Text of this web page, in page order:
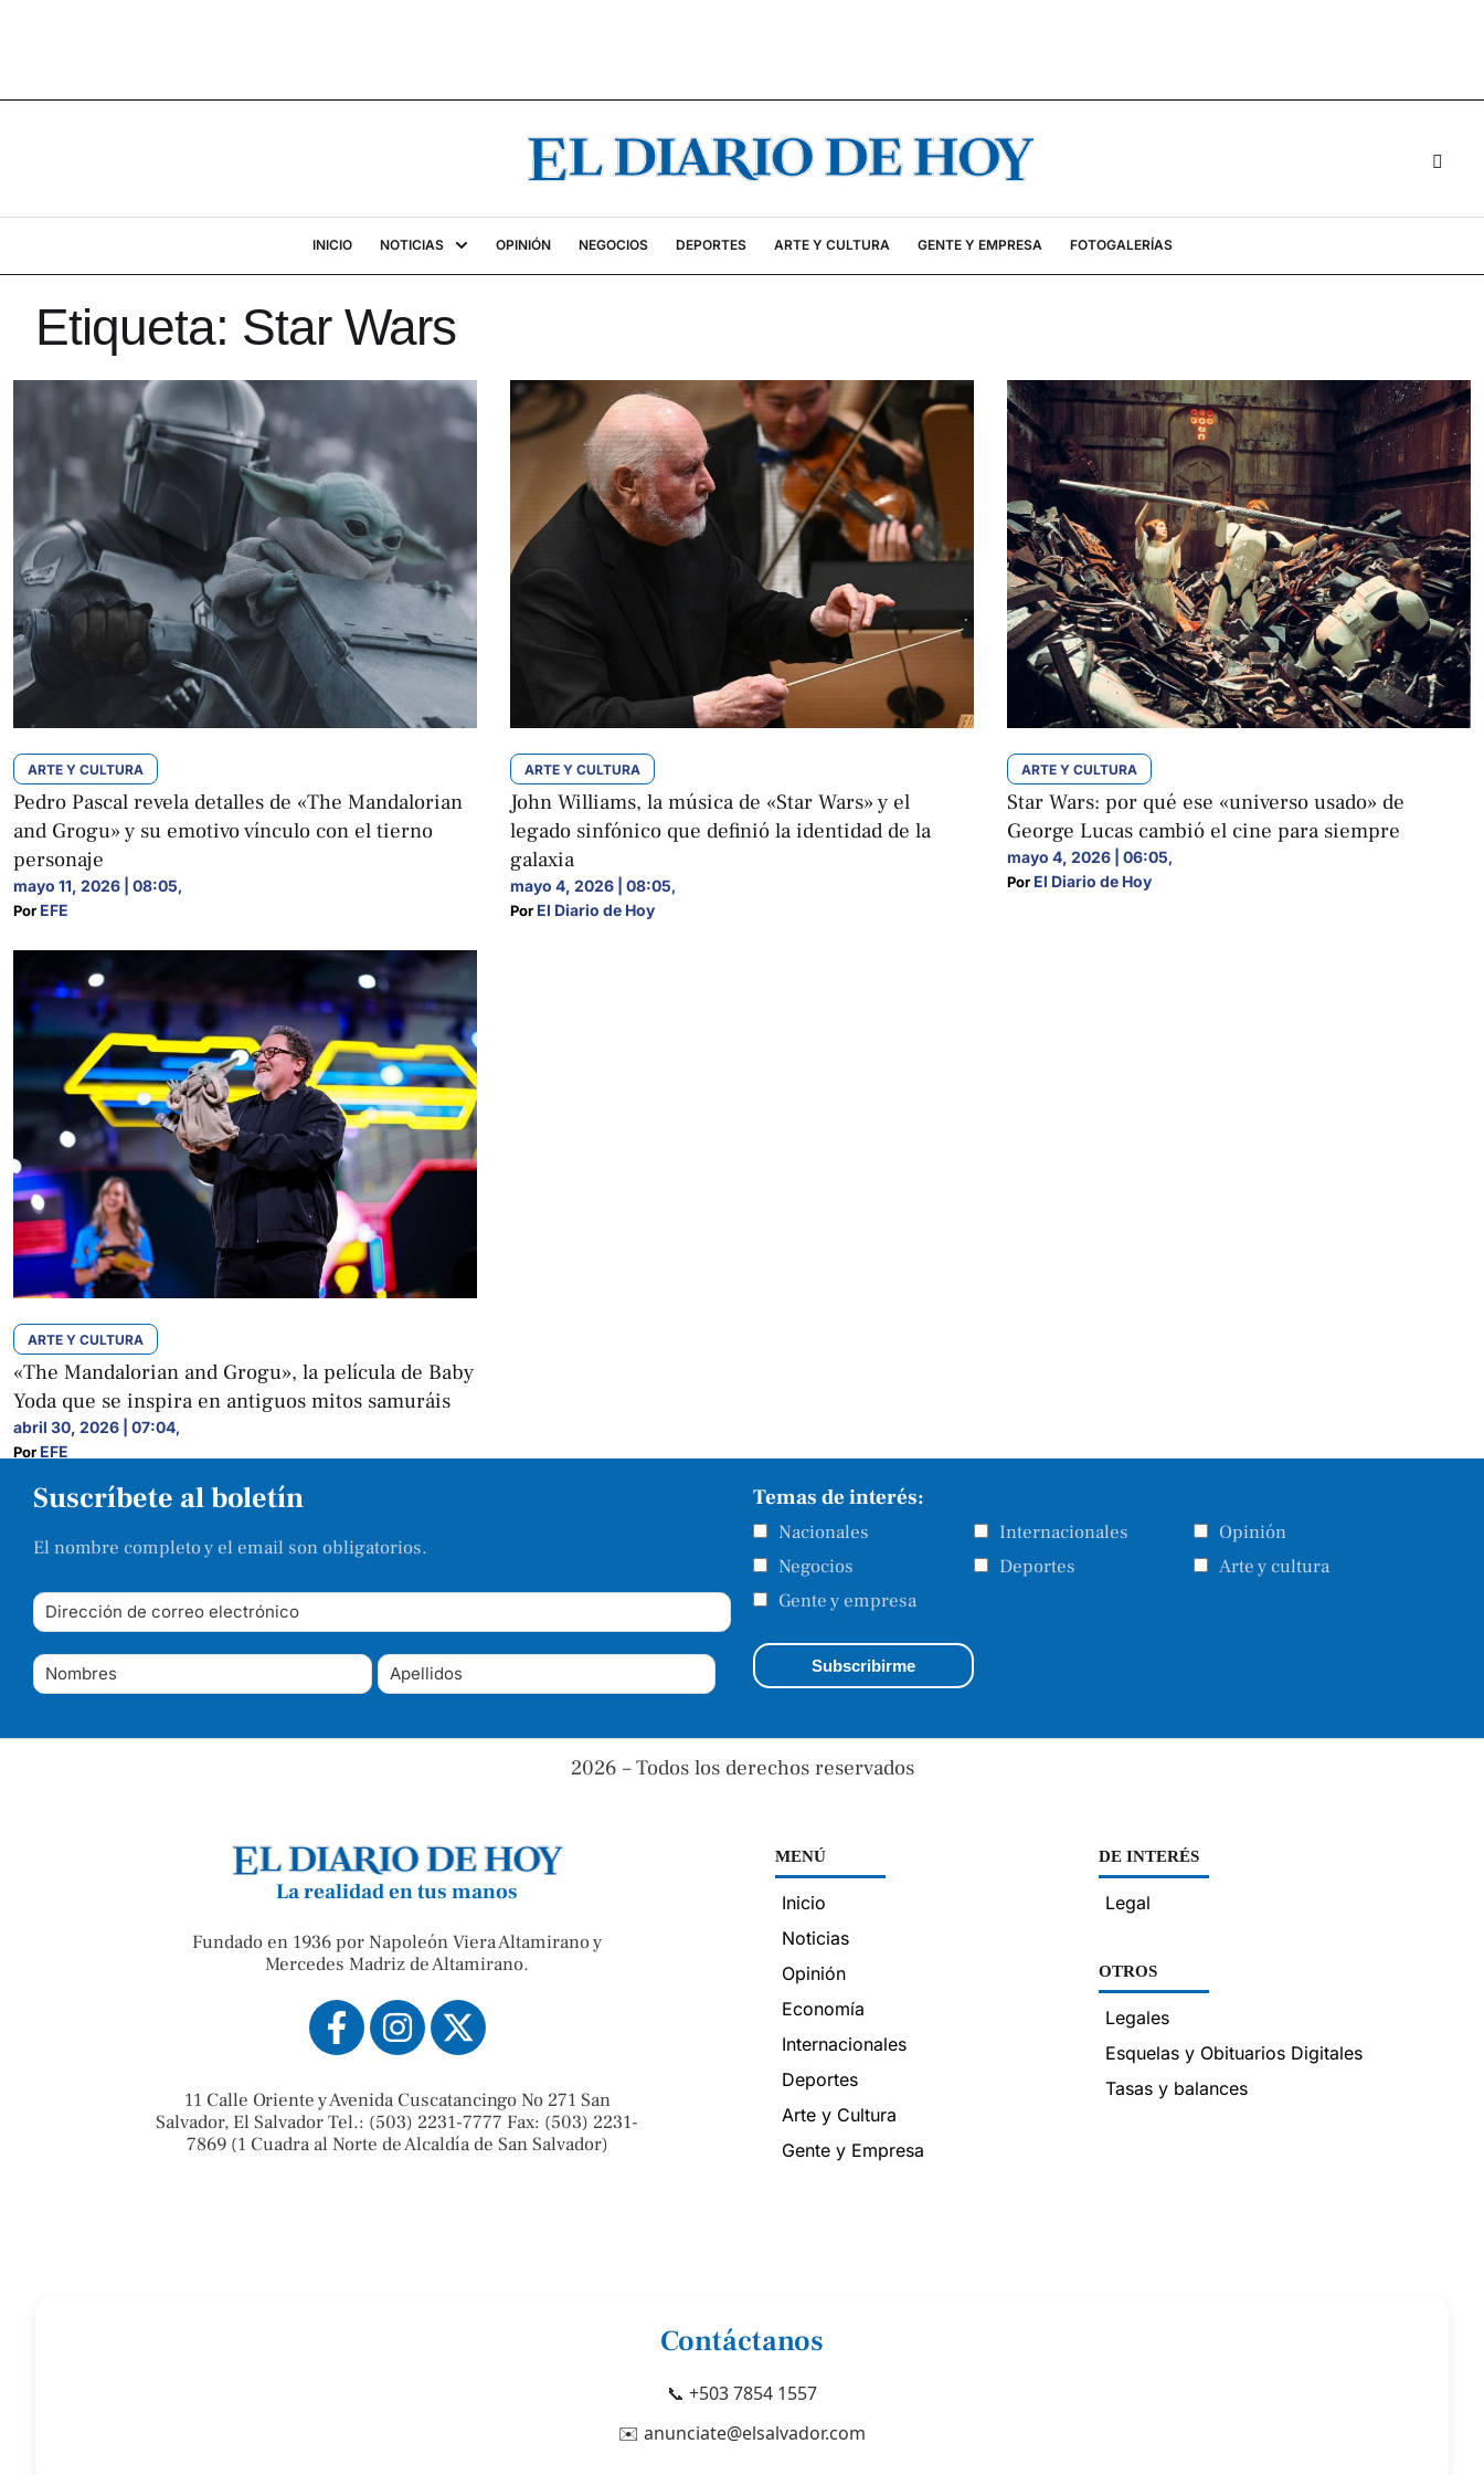
INICIO NOTICIAS OPINIÓN NEGOCIOS DEPORTES ARTE Y CULTURA GENTE Y EMPRESA FOTOGALERÍAS
Etiqueta: Star Wars
ARTE Y CULTURA
Pedro Pascal revela detalles de «The Mandalorian
and Grogu» y su emotivo vínculo con el tierno
personaje
mayo 11, 2026 | 08:05,
Por EFE
ARTE Y CULTURA
John Williams, la música de «Star Wars» y el
legado sinfónico que definió la identidad de la
galaxia
mayo 4, 2026 | 08:05,
Por El Diario de Hoy
ARTE Y CULTURA
Star Wars: por qué ese «universo usado» de
George Lucas cambió el cine para siempre
mayo 4, 2026 | 06:05,
Por El Diario de Hoy
ARTE Y CULTURA
«The Mandalorian and Grogu», la película de Baby
Yoda que se inspira en antiguos mitos samuráis
abril 30, 2026 | 07:04,
Por EFE
Suscríbete al boletín
El nombre completo y el email son obligatorios.
Temas de interés:
Nacionales Internacionales
Opinión
Negocios
Deportes
Arte y cultura
Gente y empresa
2026 – Todos los derechos reservados
La realidad en tus manos
Fundado en 1936 por Napoleón Viera Altamirano y
Mercedes Madriz de Altamirano.
11 Calle Oriente y Avenida Cuscatancingo No 271 San
Salvador, El Salvador Tel.: (503) 2231-7777 Fax: (503) 2231-
7869 (1 Cuadra al Norte de Alcaldía de San Salvador)
MENÚ
Inicio
Noticias
Opinión
Economía
Internacionales
Deportes
Arte y Cultura
Gente y Empresa
DE INTERÉS
Legal
OTROS
Legales
Esquelas y Obituarios Digitales
Tasas y balances
Contáctanos
📞 +503 7854 1557
✉️ anunciate@elsalvador.com